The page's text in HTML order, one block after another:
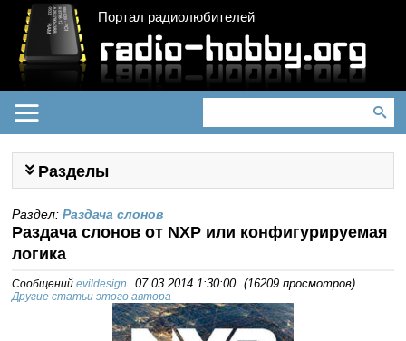
Портал радиолюбителей
Разделы
Раздел:Раздача слонов
Раздача слонов от NXP или конфигурируемая
логика
Сообщенийevildesign 07.03.2014 1:30:00 (16209 просмотров)
Другие статьи этого автора